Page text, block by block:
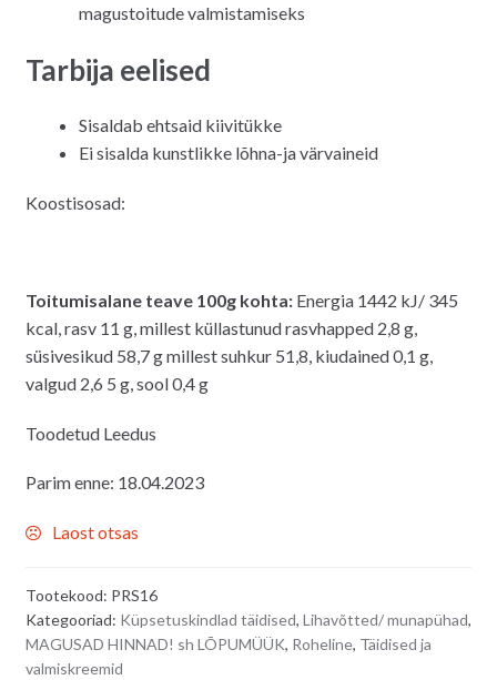
magustoitude valmistamiseks
Tarbija eelised
Sisaldab ehtsaid kiivitükke
Ei sisalda kunstlikke lõhna-ja värvaineid
Koostisosad:
Toitumisalane teave 100g kohta:Energia 1442 kJ/ 345
kcal, rasv 11 g, millest küllastunud rasvhapped 2,8 g,
süsivesikud 58,7 g millest suhkur 51,8, kiudained 0,1 g,
valgud 2,6 5 g, sool 0,4 g
Toodetud Leedus
Parim enne: 18.04.2023
Laost otsas
Tootekood: PRS16
Kategooriad: Küpsetuskindlad täidised, Lihavõtted/ munapühad,
MAGUSAD HINNAD! sh LÕPUMÜÜK, Roheline, Täidised ja
valmiskreemid